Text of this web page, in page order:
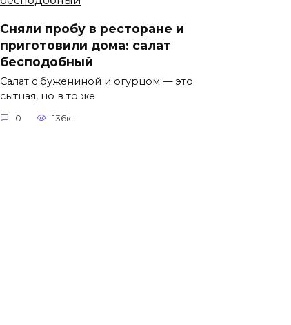
Сняли пробу в ресторане и
приготовили дома: салат
бесподобный
Салат с бужениной и огурцом — это
сытная, но в то же
0 136к.